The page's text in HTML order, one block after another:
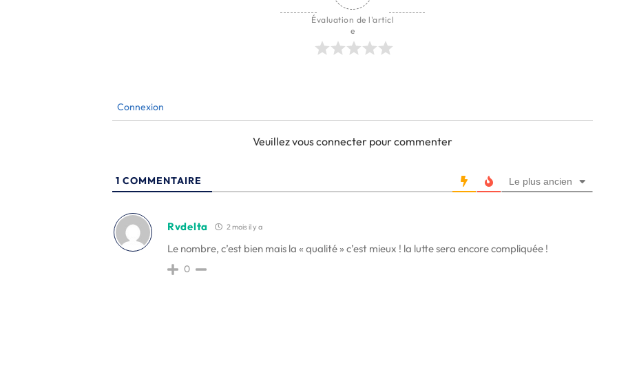
Évaluation de l'articl
e
Connexion
Veuillez vous connecter pour commenter
1 COMMENTAIRE Le plus ancien
Rvdelta 2 mois il y a
Le nombre, c’est bien mais la « qualité » c’est mieux ! la lutte sera encore compliquée !
0